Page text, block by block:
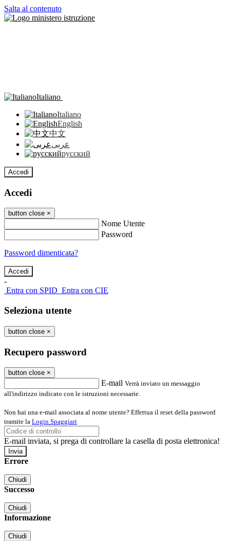
Salta al contenuto
Italiano
Italiano
English
中文
عربى
русский
Accedi
Accedi
button close ×
Nome Utente
Password
Password dimenticata?
-
Entra con SPID Entra con CIE
Seleziona utente
button close ×
Recupero password
button close ×
E-mail Verrà inviato un messaggio
all'indirizzo indicato con le istruzioni necessarie.
Non hai una e-mail associata al nome utente? Effettua il reset della password
tramite la Login Spaggiari
E-mail inviata, si prega di controllare la casella di posta elettronica!
Errore
Chiudi
Successo
Chiudi
Informazione
Chiudi